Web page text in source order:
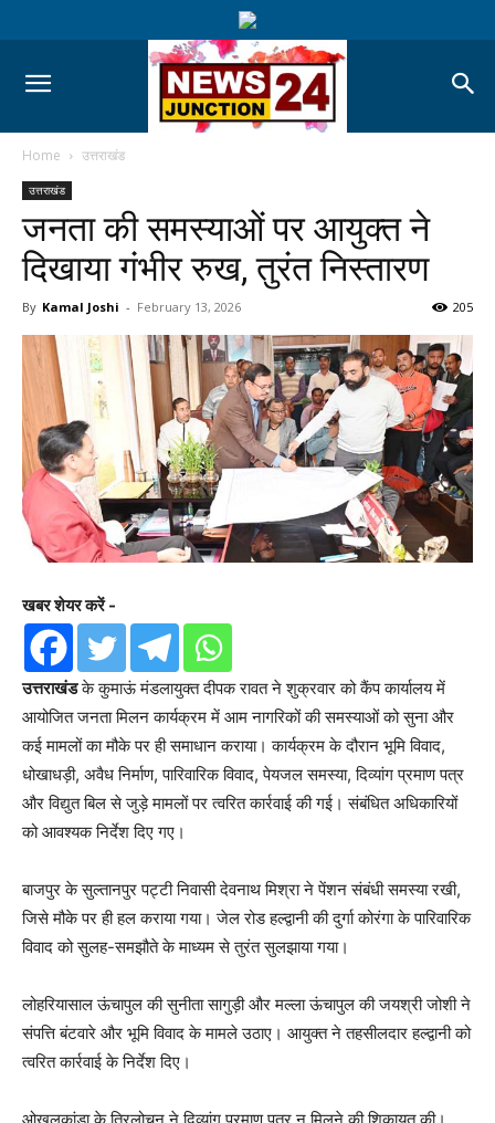
Home उत्तराखंड
उत्तराखंड
जनता की समस्याओं पर आयुक्त ने
दिखाया गंभीर रुख, तुरंत निस्तारण
By Kamal Joshi - February 13, 2026 205
खबर शेयर करें -
उत्तराखंडके कुमाऊं मंडलायुक्त दीपक रावत ने शुक्रवार को कैंप कार्यालय में
आयोजित जनता मिलन कार्यक्रम में आम नागरिकों की समस्याओं को सुना और
कई मामलों का मौके पर ही समाधान कराया। कार्यक्रम के दौरान भूमि विवाद,
धोखाधड़ी, अवैध निर्माण, पारिवारिक विवाद, पेयजल समस्या, दिव्यांग प्रमाण पत्र
और विद्युत बिल से जुड़े मामलों पर त्वरित कार्रवाई की गई। संबंधित अधिकारियों
को आवश्यक निर्देश दिए गए।
बाजपुर के सुल्तानपुर पट्टी निवासी देवनाथ मिश्रा ने पेंशन संबंधी समस्या रखी,
जिसे मौके पर ही हल कराया गया। जेल रोड हल्द्वानी की दुर्गा कोरंगा के पारिवारिक
विवाद को सुलह-समझौते के माध्यम से तुरंत सुलझाया गया।
लोहरियासाल ऊंचापुल की सुनीता सागुड़ी और मल्ला ऊंचापुल की जयश्री जोशी ने
संपत्ति बंटवारे और भूमि विवाद के मामले उठाए। आयुक्त ने तहसीलदार हल्द्वानी को
त्वरित कार्रवाई के निर्देश दिए।